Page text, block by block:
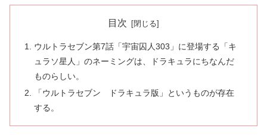
目次
ウルトラセブン第7話「宇宙囚人303」に登場する「キ
ュラソ星人」のネーミングは、ドラキュラにちなんだ
ものらしい。
「ウルトラセブン ドラキュラ版」というものが存在
する。